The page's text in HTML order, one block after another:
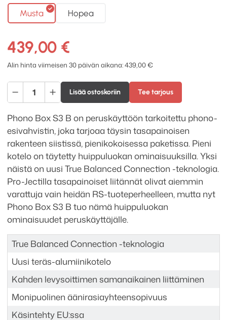
Musta Hopea
439,00 €
Alin hinta viimeisen 30 päivän aikana:439,00€
Ject
Phono
Box
S3
B
määrä
Lisää ostoskoriin Tee tarjous
Phono Box S3 B on peruskäyttöön tarkoitettu phono-
esivahvistin, joka tarjoaa täysin tasapainoisen
rakenteen siistissä, pienikokoisessa paketissa. Pieni
kotelo on täytetty huippuluokan ominaisuuksilla. Yksi
näistä on uusi True Balanced Connection -teknologia.
Pro-Jectilla tasapainoiset liitännät olivat aiemmin
varattuja vain heidän RS-tuoteperheelleen, mutta nyt
Phono Box S3 B tuo nämä huippuluokan
ominaisuudet peruskäyttäjälle.
True Balanced Connection -teknologia
Uusi teräs-alumiinikotelo
Kahden levysoittimen samanaikainen liittäminen
Monipuolinen äänirasiayhteensopivuus
Käsintehty EU:ssa